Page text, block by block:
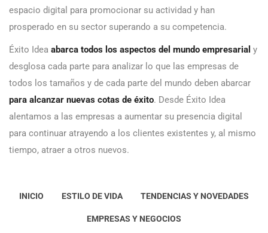
espacio digital para promocionar su actividad y han
prosperado en su sector superando a su competencia.
Éxito Idea abarca todos los aspectos del mundo empresarial y
desglosa cada parte para analizar lo que las empresas de
todos los tamaños y de cada parte del mundo deben abarcar
para alcanzar nuevas cotas de éxito. Desde Éxito Idea
alentamos a las empresas a aumentar su presencia digital
para continuar atrayendo a los clientes existentes y, al mismo
tiempo, atraer a otros nuevos.
INICIO ESTILO DE VIDA TENDENCIAS Y NOVEDADES
EMPRESAS Y NEGOCIOS